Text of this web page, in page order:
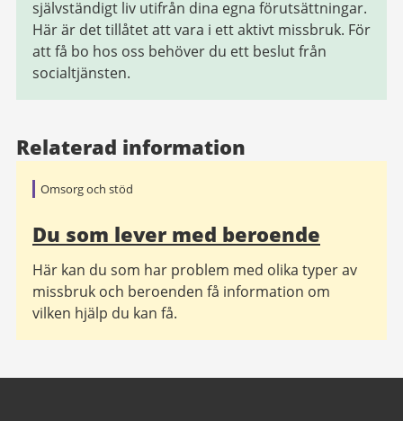
självständigt liv utifrån dina egna förutsättningar.
Här är det tillåtet att vara i ett aktivt missbruk. För
att få bo hos oss behöver du ett beslut från
socialtjänsten.
Relaterad information
Omsorg och stöd
Du som lever med beroende
Här kan du som har problem med olika typer av
missbruk och beroenden få information om
vilken hjälp du kan få.